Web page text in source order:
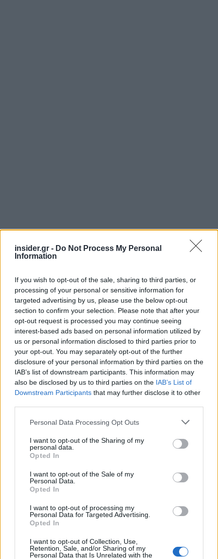
insider.gr - Do Not Process My Personal
Information
If you wish to opt-out of the sale, sharing to third parties, or
processing of your personal or sensitive information for
targeted advertising by us, please use the below opt-out
section to confirm your selection. Please note that after your
opt-out request is processed you may continue seeing
interest-based ads based on personal information utilized by
us or personal information disclosed to third parties prior to
your opt-out. You may separately opt-out of the further
disclosure of your personal information by third parties on the
IAB’s list of downstream participants. This information may
also be disclosed by us to third parties on the IAB’s List of
Downstream Participants that may further disclose it to other
Please note that this website/app uses one or more Google
not limited to your visit or usage behaviour. You may click to
grant or deny consent to Google and its third-party tags to
use your data for below specified purposes in below Google
consent section.
Personal Data Processing Opt Outs
I want to opt-out of the Sharing of my
personal data.
Opted In
I want to opt-out of the Sale of my
Personal Data.
Opted In
I want to opt-out of processing my
Personal Data for Targeted Advertising.
Opted In
I want to opt-out of Collection, Use,
Retention, Sale, and/or Sharing of my
Personal Data that Is Unrelated with the
Πηγή: ΑΠΕ-ΜΠΕ
Ακολουθήστε τοinsider.gr στο Google Newsκαι μάθετε
πρώτοι όλες τις ειδήσειςαπό την Ελλάδα και τον κόσμο.
Διαβάζονται αυτή τη στιγμή
2027 - Το παράπονο της Καρυστιανού - Στον
ΣΥΡΙΖΑ μελετούν Ιστορία